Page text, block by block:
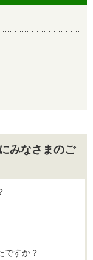
みなさまのご
ですか？